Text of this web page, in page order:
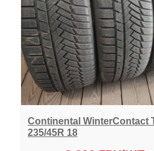
Continental WinterContact
235/45R 18